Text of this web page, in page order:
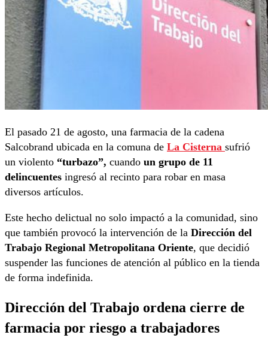
El pasado 21 de agosto, una farmacia de la cadena
Salcobrand ubicada en la comuna de La Cisterna sufrió
un violento “turbazo”, cuando un grupo de 11
delincuentes ingresó al recinto para robar en masa
diversos artículos.
Este hecho delictual no solo impactó a la comunidad, sino
que también provocó la intervención de la Dirección del
Trabajo Regional Metropolitana Oriente, que decidió
suspender las funciones de atención al público en la tienda
de forma indefinida.
Dirección del Trabajo ordena cierre de
farmacia por riesgo a trabajadores